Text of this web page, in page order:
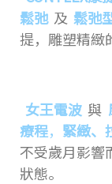
鬆弛 及 鬆弛
提，雕塑精緻
女王電波 與
療程， 緊緻、
不受歲月影響
狀態。